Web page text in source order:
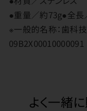
●重量／約73g●全
※一般的名称：歯科
09B2X00010000091
よく一緒